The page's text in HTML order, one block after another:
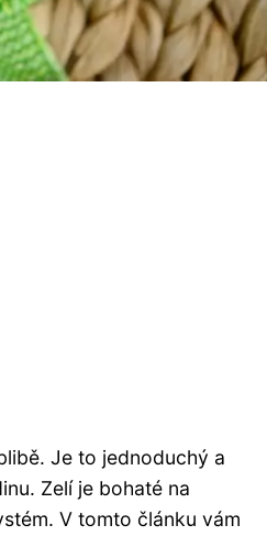
Je to jednoduchý a
Zelí je bohaté na
V tomto článku vám